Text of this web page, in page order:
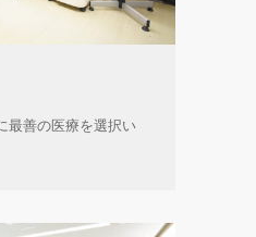
最善の医療を選択い